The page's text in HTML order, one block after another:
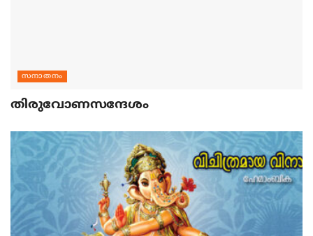
സനാതനം
തിരുവോണസന്ദേശം